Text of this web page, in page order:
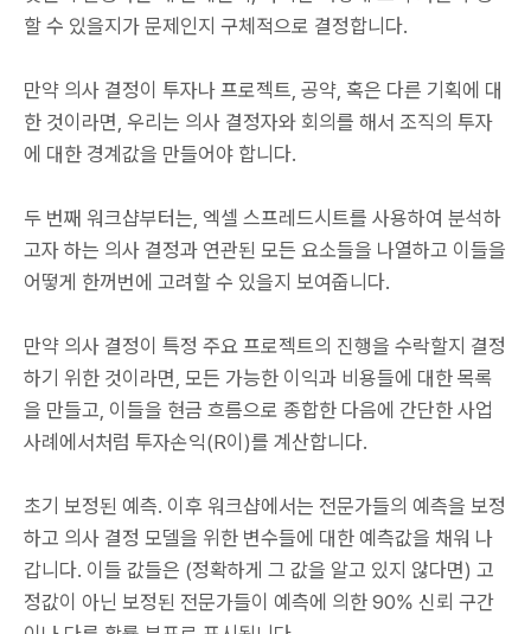
할 수 있을지가 문제인지 구체적으로 결정합니다.
만약 의사 결정이 투자나 프로젝트, 공약, 혹은 다른 기획에 대
한 것이라면, 우리는 의사 결정자와 회의를 해서 조직의 투자
에 대한 경계값을 만들어야 합니다.
두 번째 워크샵부터는, 엑셀 스프레드시트를 사용하여 분석하
고자 하는 의사 결정과 연관된 모든 요소들을 나열하고 이들을
어떻게 한꺼번에 고려할 수 있을지 보여줍니다.
만약 의사 결정이 특정 주요 프로젝트의 진행을 수락할지 결정
하기 위한 것이라면, 모든 가능한 이익과 비용들에 대한 목록
을 만들고, 이들을 현금 흐름으로 종합한 다음에 간단한 사업
사례에서처럼 투자손익(R이)를 계산합니다.
초기 보정된 예측. 이후 워크샵에서는 전문가들의 예측을 보정
하고 의사 결정 모델을 위한 변수들에 대한 예측값을 채워 나
갑니다. 이들 값들은 (정확하게 그 값을 알고 있지 않다면) 고
정값이 아닌 보정된 전문가들이 예측에 의한 90% 신뢰 구간